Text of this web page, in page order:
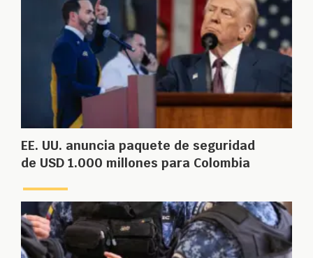
EE. UU. anuncia paquete de seguridad
de USD 1.000 millones para Colombia